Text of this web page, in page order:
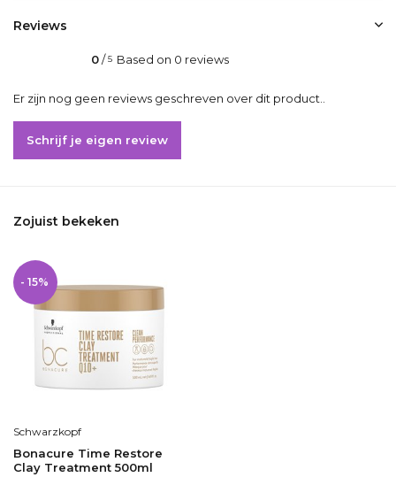
Reviews
0/5 Based on 0 reviews
Er zijn nog geen reviews geschreven over dit product..
Schrijf je eigen review
Zojuist bekeken
- 15%
Schwarzkopf
Bonacure Time Restore
Clay Treatment 500ml